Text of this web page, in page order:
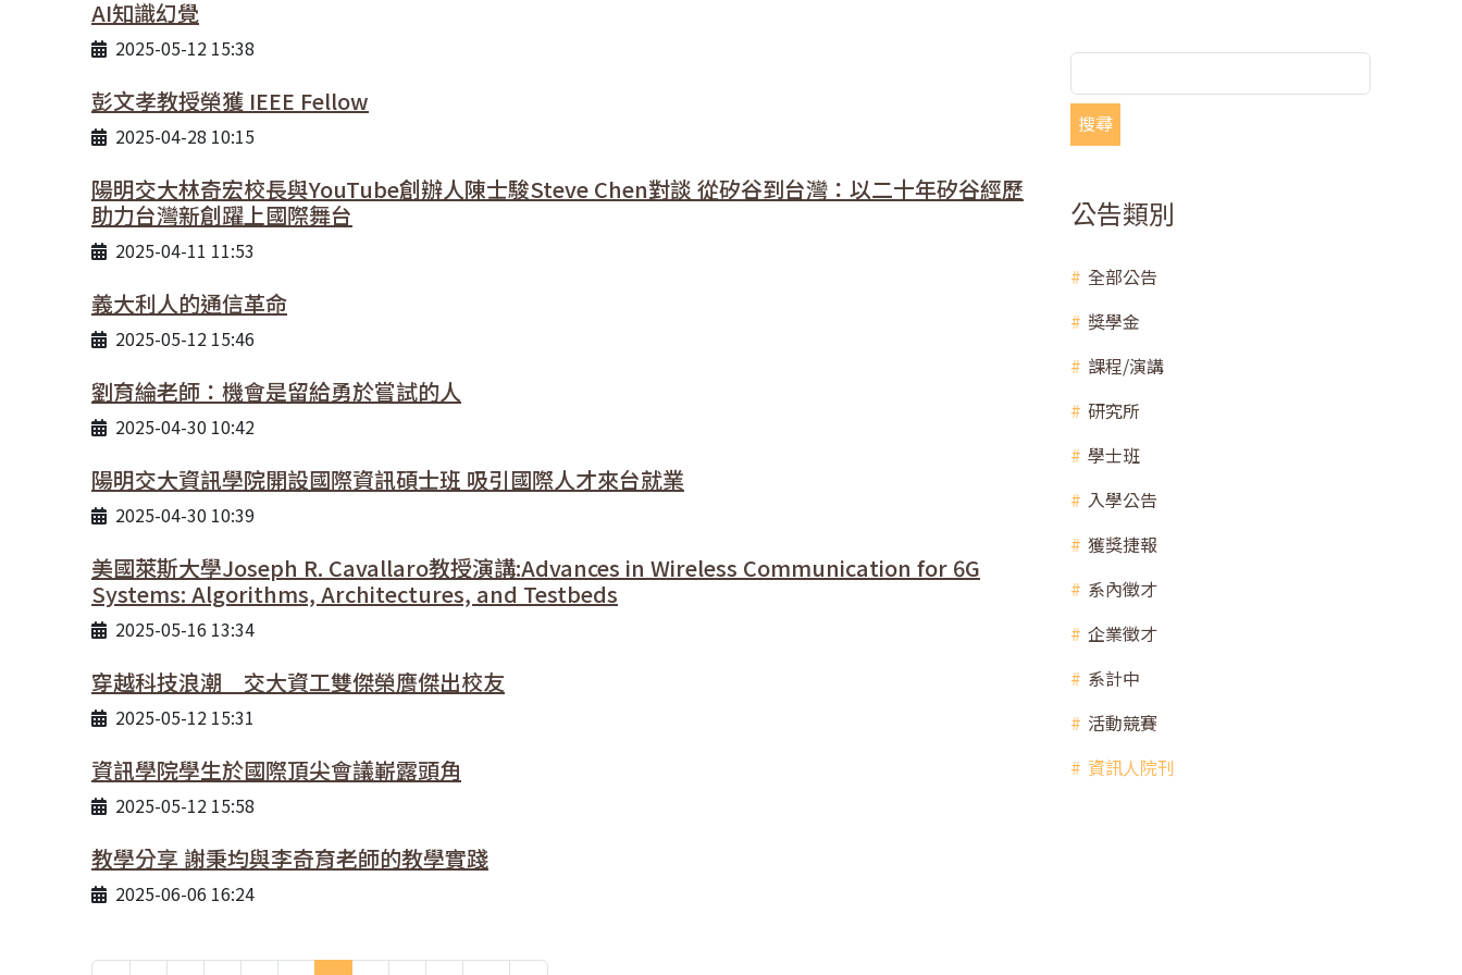
AI知識幻覺
2025-05-12 15:38
彭文孝教授榮獲 IEEE Fellow
2025-04-28 10:15
陽明交大林奇宏校長與YouTube創辦人陳士駿Steve Chen對談 從矽谷到台灣：以二十年矽谷經歷
助力台灣新創躍上國際舞台
2025-04-11 11:53
義大利人的通信革命
2025-05-12 15:46
劉育綸老師：機會是留給勇於嘗試的人
2025-04-30 10:42
陽明交大資訊學院開設國際資訊碩士班 吸引國際人才來台就業
2025-04-30 10:39
美國萊斯大學Joseph R. Cavallaro教授演講:Advances in Wireless Communication for 6G
Systems: Algorithms, Architectures, and Testbeds
2025-05-16 13:34
穿越科技浪潮 交大資工雙傑榮膺傑出校友
2025-05-12 15:31
資訊學院學生於國際頂尖會議嶄露頭角
2025-05-12 15:58
教學分享 謝秉均與李奇育老師的教學實踐
2025-06-06 16:24
搜尋
公告類別
全部公告
獎學金
課程/演講
研究所
學士班
入學公告
獲獎捷報
系內徵才
企業徵才
系計中
活動競賽
資訊人院刊